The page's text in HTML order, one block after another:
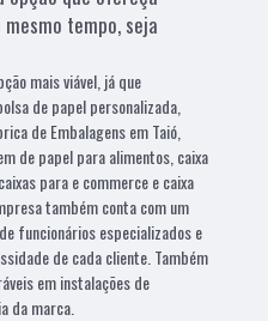
tempo, seja
mais viável, já que
de papel personalizada,
de Embalagens em Taió,
de papel para alimentos, caixa
para e commerce e caixa
também conta com um
funcionários especializados e
de cada cliente. Também
em instalações de
da marca.